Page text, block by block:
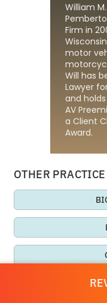
William
Firm in
motor
Will has
Lawyer
and
AV
a Client
Award.
OTHER